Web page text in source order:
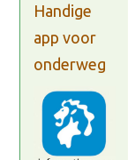
Handige
app voor
onderweg